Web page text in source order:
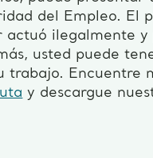
del Empleo. El
actuó ilegalmente y
usted puede
trabajo. Encuentre
y descargue